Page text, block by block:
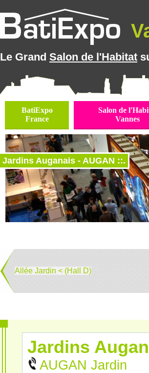
Le Grand Salon de l'Habitat
BatiExpo
France
Salon de
Vannes
Jardins Auganais - AUGAN ::.
Allée Jardin < (Hall D)
Jardins
AUGAN Jardin